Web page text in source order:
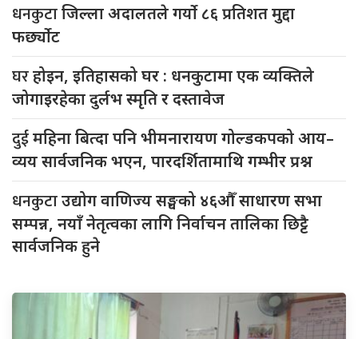
धनकुटाजिल्ला अदालतले गर्यो ८६ प्रतिशत मुद्दा
फर्छ्योट
घरहोइन, इतिहासको घर : धनकुटामा एक व्यक्तिले
जोगाइरहेका दुर्लभ स्मृति र दस्तावेज
दुईमहिना बित्दा पनि भीमनारायण गोल्डकपको आय–
व्यय सार्वजनिक भएन, पारदर्शितामाथि गम्भीर प्रश्न
धनकुटाउद्योग वाणिज्य सङ्घको ४६औँ साधारण सभा
सम्पन्न, नयाँ नेतृत्वका लागि निर्वाचन तालिका छिट्टै
सार्वजनिक हुने